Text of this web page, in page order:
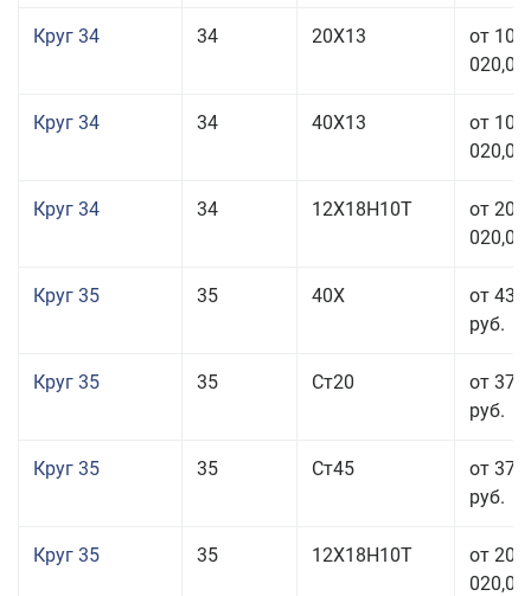
Круг 34 34 20Х13
от 101
020,00
Круг 34 34 40Х13
от 101
020,00
Круг 34 34 12Х18Н10Т
от 208
020,00
Круг 35 35 40Х
от 43
руб.
Круг 35 35 Ст20
от 37
руб.
Круг 35 35 Ст45
от 37
руб.
Круг 35 35 12Х18Н10Т
от 208
020,00